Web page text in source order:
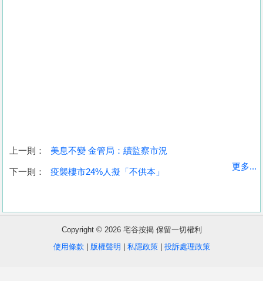
收
盤
上一則： 美息不變 金管局：續監察市況
下一則： 疫襲樓市24%人擬「不供本」
更多...
Copyright © 2026 宅谷按揭 保留一切權利
使用條款
版權聲明 私隱政策| 投訴處理政策